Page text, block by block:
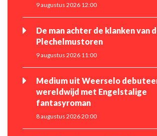
9 augustus 2026 12:00
De man achter de klanken van
Plechelmustoren
9 augustus 2026 11:00
Medium uit Weerselo
wereldwijd met Engelstalige
fantasyroman
8 augustus 2026 20:00